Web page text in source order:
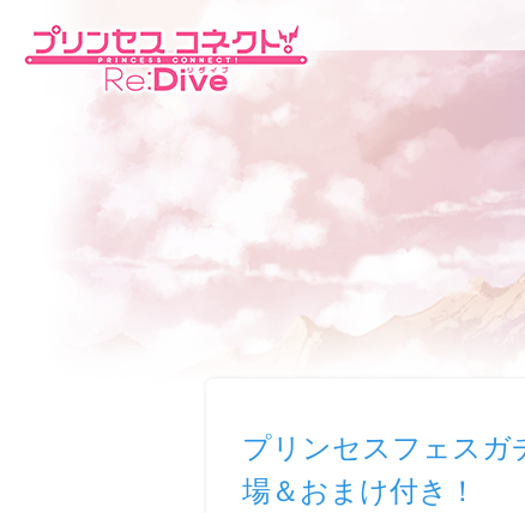
プリンセスフェスガ
場＆おまけ付き！